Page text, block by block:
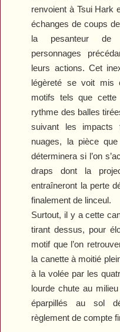
renvoient à Tsui Hark
échanges de coups
la pesanteur de
personnages
leurs actions. Cet
légèreté se voit mis
motifs tels que cette
rythme des balles
suivant les impacts
nuages, la pièce
déterminera si l’on
draps dont la
entraîneront la perte
finalement de linceul.
Surtout, il y a cette
tirant dessus, pour
motif que l’on
la canette à moitié
à la volée par les
lourde chute au
éparpillés au sol
règlement de compte